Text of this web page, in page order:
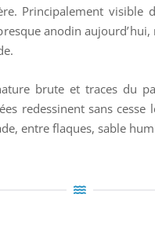
Principalement visible
anodin
brute et traces du
redessinent sans cesse
entre flaques, sable